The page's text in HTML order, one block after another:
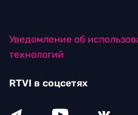
Уведомление об
технологий
RTVI в соцсетях